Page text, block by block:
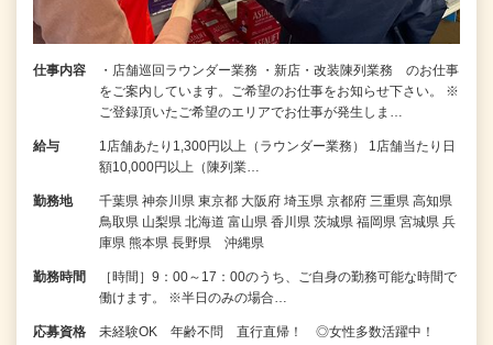
仕事内容
・店舗巡回ラウンダー業務 ・新店・改装陳列業務 のお仕事
をご案内しています。ご希望のお仕事をお知らせ下さい。 ※
ご登録頂いたご希望のエリアでお仕事が発生しま…
給与
1店舗あたり1,300円以上（ラウンダー業務） 1店舗当たり日
額10,000円以上（陳列業…
勤務地
千葉県 神奈川県 東京都 大阪府 埼玉県 京都府 三重県 高知県
鳥取県 山梨県 北海道 富山県 香川県 茨城県 福岡県 宮城県 兵
庫県 熊本県 長野県 沖縄県
勤務時間
［時間］9：00～17：00のうち、ご自身の勤務可能な時間で
働けます。 ※半日のみの場合…
応募資格
未経験OK 年齢不問 直行直帰！ ◎女性多数活躍中！